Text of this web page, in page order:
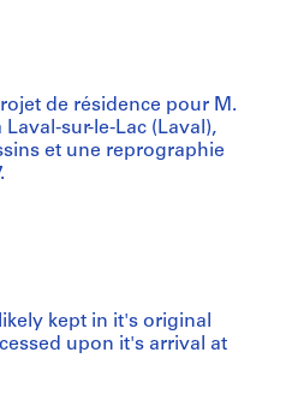
de résidence pour M.
sur-le-Lac (Laval),
et une reprographie
kept in it's original
upon it's arrival at